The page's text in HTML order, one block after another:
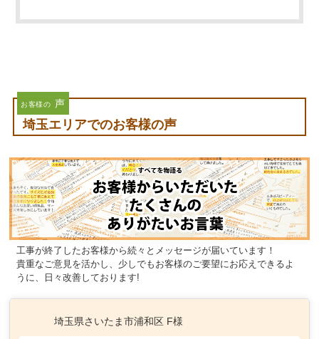
お客様の 声
埼玉エリアでのお客様の声
工事が終了したお客様から続々とメッセージが届いています！
貴重なご意見を活かし、少しでもお客様のご要望にお応えできるよ
うに、日々改善しております!
埼玉県さいたま市浦和区 F様